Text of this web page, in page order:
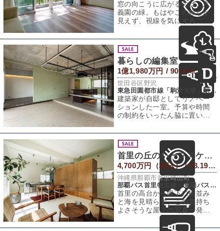
窓の向こうに広がるのは、六
義園の緑。もはやこの緑しか
見えず、視線を気にすること
なく、四季の移ろいを部屋に
いながら感じられ
暮らしの編集室
1億1,980万円 / 90.54㎡
世田谷区野沢
東急田園都市線「駒沢大学」駅 徒歩8分
建築家が自邸としてリノベー
ションした一室。予算や時間
の制約をいったん脇に置い
なくないように感じ
首里の丘のハーフスケルトン戸建
4,700万円（税込） / 98.19㎡（建物） 193.45㎡（敷地）
沖縄県那覇市首里崎山町
那覇バス首里牧志線・東陽バス城間線「崎山」バス停 徒歩4分
首里の高台から眼下に街並み
と海を見晴らす、この気持ち
よさそうな屋上の写真一発
で、沖縄への移住を決めても
いいんじゃないかと